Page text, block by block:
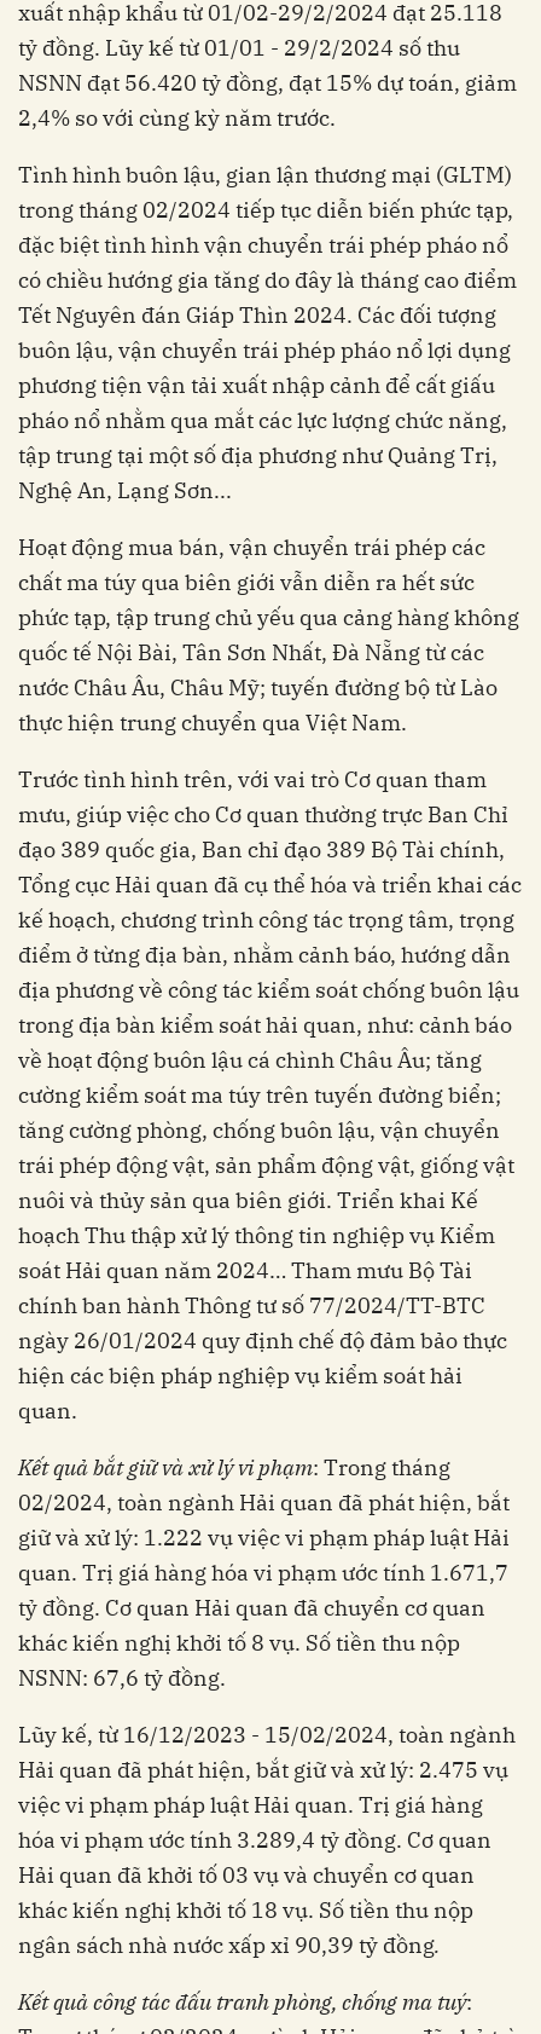
xuất nhập khẩu từ 01/02-29/2/2024 đạt 25.118
tỷ đồng. Lũy kế từ 01/01 - 29/2/2024 số thu
NSNN đạt 56.420 tỷ đồng, đạt 15% dự toán, giảm
2,4% so với cùng kỳ năm trước.
Tình hình buôn lậu, gian lận thương mại (GLTM)
trong tháng 02/2024 tiếp tục diễn biến phức tạp,
đặc biệt tình hình vận chuyển trái phép pháo nổ
có chiều hướng gia tăng do đây là tháng cao điểm
Tết Nguyên đán Giáp Thìn 2024. Các đối tượng
buôn lậu, vận chuyển trái phép pháo nổ lợi dụng
phương tiện vận tải xuất nhập cảnh để cất giấu
pháo nổ nhằm qua mắt các lực lượng chức năng,
tập trung tại một số địa phương như Quảng Trị,
Nghệ An, Lạng Sơn...
Hoạt động mua bán, vận chuyển trái phép các
chất ma túy qua biên giới vẫn diễn ra hết sức
phức tạp, tập trung chủ yếu qua cảng hàng không
quốc tế Nội Bài, Tân Sơn Nhất, Đà Nẵng từ các
nước Châu Âu, Châu Mỹ; tuyến đường bộ từ Lào
thực hiện trung chuyển qua Việt Nam.
Trước tình hình trên, với vai trò Cơ quan tham
mưu, giúp việc cho Cơ quan thường trực Ban Chỉ
đạo 389 quốc gia, Ban chỉ đạo 389 Bộ Tài chính,
Tổng cục Hải quan đã cụ thể hóa và triển khai các
kế hoạch, chương trình công tác trọng tâm, trọng
điểm ở từng địa bàn, nhằm cảnh báo, hướng dẫn
địa phương về công tác kiểm soát chống buôn lậu
trong địa bàn kiểm soát hải quan, như: cảnh báo
về hoạt động buôn lậu cá chình Châu Âu; tăng
cường kiểm soát ma túy trên tuyến đường biển;
tăng cường phòng, chống buôn lậu, vận chuyển
trái phép động vật, sản phẩm động vật, giống vật
nuôi và thủy sản qua biên giới. Triển khai Kế
hoạch Thu thập xử lý thông tin nghiệp vụ Kiểm
soát Hải quan năm 2024… Tham mưu Bộ Tài
chính ban hành Thông tư số 77/2024/TT-BTC
ngày 26/01/2024 quy định chế độ đảm bảo thực
hiện các biện pháp nghiệp vụ kiểm soát hải
quan.
Kết quả bắt giữ và xử lý vi phạm: Trong tháng
02/2024, toàn ngành Hải quan đã phát hiện, bắt
giữ và xử lý: 1.222 vụ việc vi phạm pháp luật Hải
quan. Trị giá hàng hóa vi phạm ước tính 1.671,7
tỷ đồng. Cơ quan Hải quan đã chuyển cơ quan
khác kiến nghị khởi tố 8 vụ. Số tiền thu nộp
NSNN: 67,6 tỷ đồng.
Lũy kế, từ 16/12/2023 - 15/02/2024, toàn ngành
Hải quan đã phát hiện, bắt giữ và xử lý: 2.475 vụ
việc vi phạm pháp luật Hải quan. Trị giá hàng
hóa vi phạm ước tính 3.289,4 tỷ đồng. Cơ quan
Hải quan đã khởi tố 03 vụ và chuyển cơ quan
khác kiến nghị khởi tố 18 vụ. Số tiền thu nộp
ngân sách nhà nước xấp xỉ 90,39 tỷ đồng.
Kết quảcông tác đấu tranh phòng, chống ma tuý: